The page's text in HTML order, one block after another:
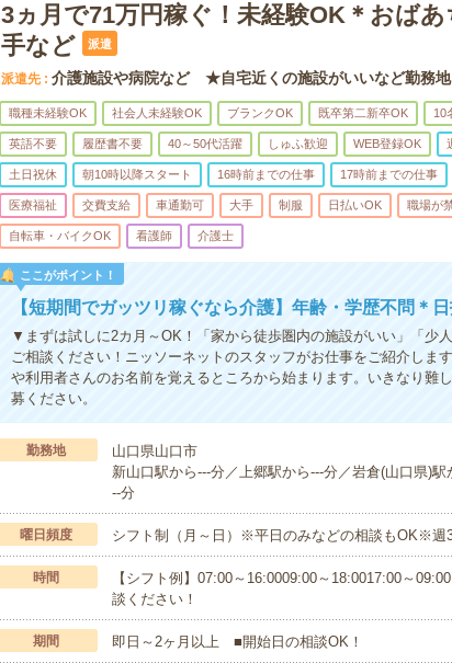
3ヵ月で71万円稼ぐ！未経験OK＊おば
手など
派遣
派遣先 介護施設や病院など ★自宅近くの施設がいいなど勤務地
職種未経験OK 社会人未経験OK ブランクOK 既卒第二新卒OK 10
英語不要 履歴書不要 40～50代活躍 しゅふ歓迎 WEB登録OK
土日祝休 朝10時以降スタート 16時前までの仕事 17時前までの仕事
医療福祉 交費支給 車通勤可 大手 制服 日払いOK 職場が
自転車・バイクOK 看護師 介護士
ここがポイント！
【短期間でガッツリ稼ぐなら介護】年齢・学歴不問＊
▼まずは試しに2カ月～OK！「家から徒歩圏内の施設がいい」「少
ご相談ください！ニッソーネットのスタッフがお仕事をご紹介しま
や利用者さんのお名前を覚えるところから始まります。いきなり難
募ください。
勤務地
山口県山口市
新山口駅から---分／上郷駅から---分／岩倉(山口県)
--分
曜日頻度 シフト制（月～日）※平日のみなどの相談もOK※週
時間
【シフト例】07:00～16:0009:00～18:0017:00～
談ください！
期間 即日～2ヶ月以上 ■開始日の相談OK！